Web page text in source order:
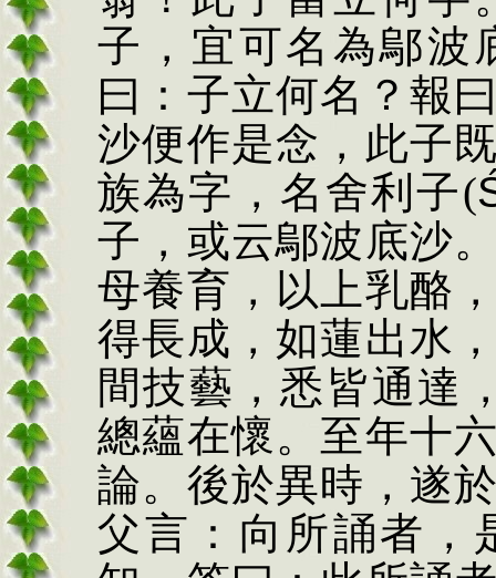
子，宜可名為鄔波
曰：子立何名？報
沙便作是念，此子
族為字，名舍利子(
子，或云鄔波底沙
母養育，以上乳酪
得長成，如蓮出水
間技藝，悉皆通達
總蘊在懷。至年十
論。後於異時，遂
父言：向所誦者，